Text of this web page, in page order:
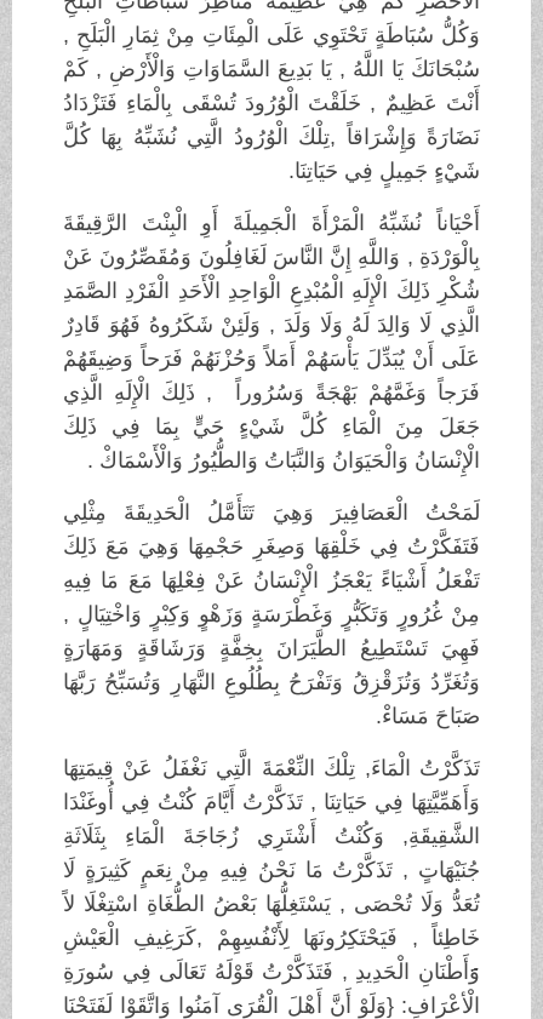
وَكُلُّ سُبَاطَةٍ تَحْتَوِي عَلَى الْمِئَاتِ مِنْ ثِمَارِ الْبَلَحِ ,
سُبْحَانَكَ يَا اللَّهُ , يَا بَدِيعَ السَّمَاوَاتِ وَالْأَرْضِ , كَمْ
أَنْتَ عَظِيمٌ , خَلَقْتَ الْوُرُودَ تُسْقَى بِالْمَاءِ فَتَزْدَادُ
نَضَارَةً وَإِشْرَاقاً ,تِلْكَ الْوُرُودُ الَّتِي نُشَبِّهُ بِهَا كُلَّ
شَيْءٍ جَمِيلٍ فِي حَيَاتِنَا.
أَحْيَاناً نُشَبِّهُ الْمَرْأَةَ الْجَمِيلَةَ أَوِ الْبِنْتَ الرَّقِيقَةَ
بِالْوَرْدَةِ , وَاللَّهِ إِنَّ النَّاسَ لَغَافِلُونَ وَمُقَصِّرُونَ عَنْ
شُكْرِ ذَلِكَ الْإِلَهِ الْمُبْدِعِ الْوَاحِدِ الْأَحَدِ الْفَرْدِ الصَّمَدِ
الَّذِي لَا وَالِدَ لَهُ وَلَا وَلَدَ , وَلَئِنْ شَكَرُوهُ فَهُوَ قَادِرٌ
عَلَى أَنْ يُبَدِّلَ يَأْسَهُمْ أَمَلاً وَحُزْنَهُمْ فَرَحاً وَضِيقَهُمْ
فَرَجاً وَغَمَّهُمْ بَهْجَةً وَسُرُوراً , ذَلِكَ الْإِلَهِ الَّذِي
جَعَلَ مِنَ الْمَاءِ كُلَّ شَيْءٍ حَيٍّ بِمَا فِي ذَلِكَ
الْإِنْسَانُ وَالْحَيَوَانُ وَالنَّبَاتُ وَالطُّيُورُ وَالْأَسْمَاكْ .
لَمَحْتُ الْعَصَافِيرَ وَهِيَ تَتَأَمَّلُ الْحَدِيقَةَ مِثْلِي
فَتَفَكَّرْتُ فِي خَلْقِهَا وَصِغَرِ حَجْمِهَا وَهِيَ مَعَ ذَلِكَ
تَفْعَلُ أَشْيَاءً يَعْجَزُ الْإِنْسَانُ عَنْ فِعْلِهَا مَعَ مَا فِيهِ
مِنْ غُرُورٍ وَتَكَبُّرٍ وَغَطْرَسَةٍ وَزَهْوٍ وَكِبْرٍ وَاخْتِيَالٍ ,
فَهِيَ تَسْتَطِيعُ الطَّيَرَانَ بِخِفَّةٍ وَرَشَاقَةٍ وَمَهَارَةٍ
وَتُغَرِّدُ وَتُزَقْزِقُ وَتَفْرَحُ بِطُلُوعِ النَّهَارِ وَتُسَبِّحُ رَبَّهَا
صَبَاحَ مَسَاءْ.
تَذَكَّرْتُ الْمَاءَ, تِلْكَ النِّعْمَةَ الَّتِي نَغْفَلُ عَنْ قِيمَتِهَا
وَأَهَمِّيَّتِهَا فِي حَيَاتِنَا , تَذَكَّرْتُ أَيَّامَ كُنْتُ فِي أُوغَنْدَا
الشَّقِيقَةِ, وَكُنْتُ أَشْتَرِي زُجَاجَةَ الْمَاءِ بِثَلَاثَةِ
جُنَيْهَاتٍ , تَذَكَّرْتُ مَا نَحْنُ فِيهِ مِنْ نِعَمٍ كَثِيرَةٍ لَا
تُعَدُّ وَلَا تُحْصَى , يَسْتَغِلُّهَا بَعْضُ الطُّغَاةِ اسْتِغْلَا لاً
خَاطِئاً , فَيَحْتَكِرُونَهَا لِأَنْفُسِهِمْ ,كَرَغِيفِ الْعَيْشِ
وَََََََََأَطْنَانِ الْحَدِيدِ , فَتَذَكَّرْتُ قَوْلَهُ تَعَالَى فِي سُورَةِ
الْأعْرَافِ: {وَلَوْ أَنَّ أَهْلَ الْقُرَى آمَنُوا وَاتَّقَوْا لَفَتَحْنَا